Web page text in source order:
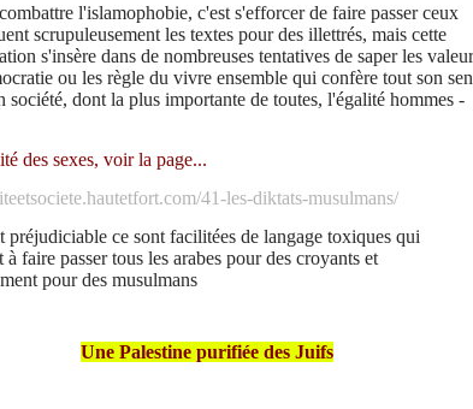
l'islamophobie, c'est s'efforcer de faire passer ceux
scrupuleusement les textes pour des illettrés, mais cette
s'insère dans de nombreuses tentatives de saper les
ou les règle du vivre ensemble qui confère tout son
société, dont la plus importante de toutes, l'égalité hommes -
des sexes, voir la page...
41-les-diktats-musulmans/
préjudiciable ce sont facilitées de langage toxiques qui
à faire passer tous les arabes pour des croyants et
pour des musulmans
Une Palestine purifiée des Juifs